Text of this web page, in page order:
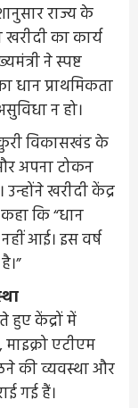
राज्य के
का कार्य
ने स्पष्ट
धान प्राथमिकता
न हो।
विकासखंड के
अपना टोकन
खरीदी केंद्र
कि “धान
आई। इस वर्ष
हुए केंद्रों में
एटीएम
की व्यवस्था और
गई हैं।